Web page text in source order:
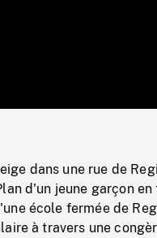
dans une rue de
d'un jeune garçon
école fermée de
à travers une